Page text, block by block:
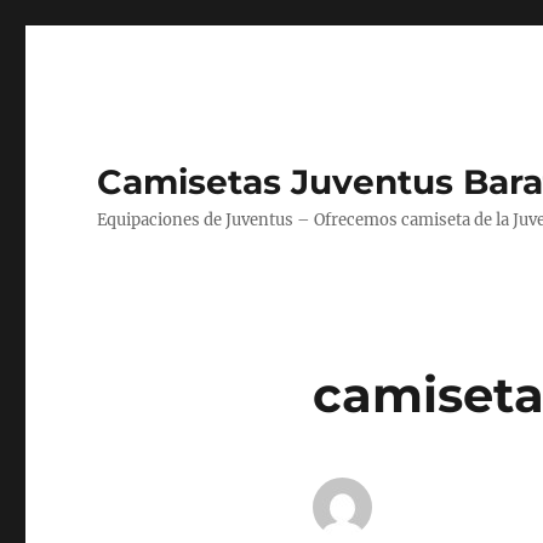
Camisetas Juventus
Equipaciones de Juventus – Ofrecemos camiseta de la